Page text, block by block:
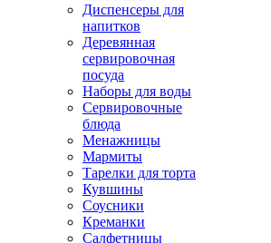
Диспенсеры для
напитков
Деревянная
сервировочная
посуда
Наборы для воды
Сервировочные
блюда
Менажницы
Мармиты
Тарелки для торта
Кувшины
Соусники
Креманки
Салфетницы